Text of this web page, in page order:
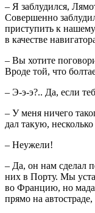
– Я заблудился,
Совершенно
приступить к
в качестве
– Вы хотите
Вроде той, что
– Э-э-э?.. Да, если
– У меня ничего
дал такую,
– Неужели!
– Да, он нам сделал
них в Порту. Мы
во Францию, но
прямо на